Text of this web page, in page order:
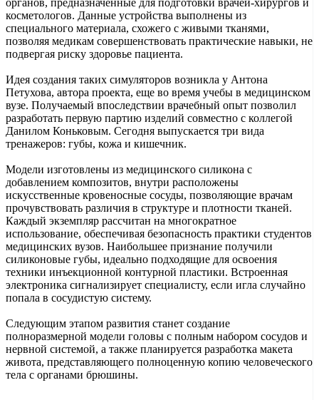
органов, предназначенные для подготовки врачей-хирургов и
косметологов. Данные устройства выполнены из
специального материала, схожего с живыми тканями,
позволяя медикам совершенствовать практические навыки, не
подвергая риску здоровье пациента.
Идея создания таких симуляторов возникла у Антона
Петухова, автора проекта, еще во время учебы в медицинском
вузе. Получаемый впоследствии врачебный опыт позволил
разработать первую партию изделий совместно с коллегой
Данилом Коньковым. Сегодня выпускается три вида
тренажеров: губы, кожа и кишечник.
Модели изготовлены из медицинского силикона с
добавлением композитов, внутри расположены
искусственные кровеносные сосуды, позволяющие врачам
прочувствовать различия в структуре и плотности тканей.
Каждый экземпляр рассчитан на многократное
использование, обеспечивая безопасность практики студентов
медицинских вузов. Наибольшее признание получили
силиконовые губы, идеально подходящие для освоения
техники инъекционной контурной пластики. Встроенная
электроника сигнализирует специалисту, если игла случайно
попала в сосудистую систему.
Следующим этапом развития станет создание
полноразмерной модели головы с полным набором сосудов и
нервной системой, а также планируется разработка макета
живота, представляющего полноценную копию человеческого
тела с органами брюшины.